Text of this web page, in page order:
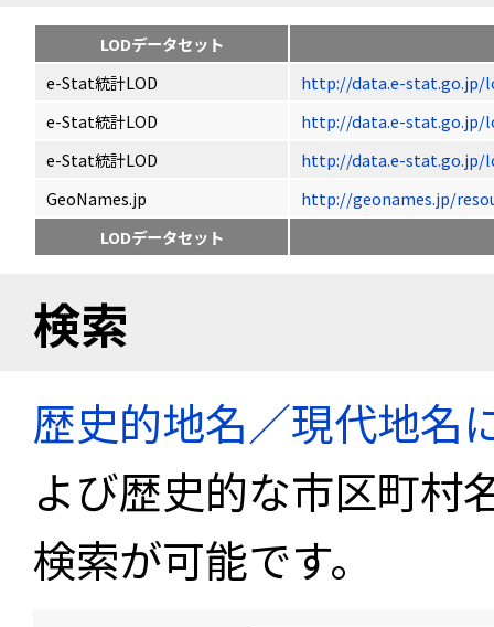
LODデータセット
e-Stat統計LOD
http://data.e-stat.go.jp/
e-Stat統計LOD
http://data.e-stat.go.jp/
e-Stat統計LOD
http://data.e-stat.go.jp/
GeoNames.jp
http://geonames.jp/
LODデータセット
検索
歴史的地名／現代地名
よび歴史的な市区町村
検索が可能です。